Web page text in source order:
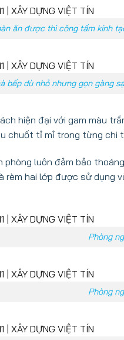
ăn được thì công tấm kính
bếp dù nhỏ nhưng gọn gàng
hiện đại với gam màu
chuốt tỉ mỉ trong từng chi
luôn đảm bảo
rèm hai lớp được sử
Phòng
Phòng